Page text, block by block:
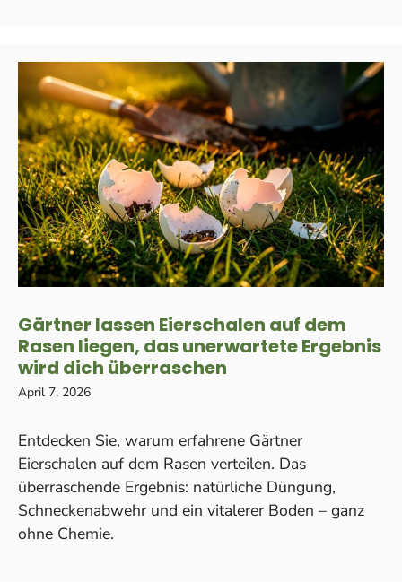
Gärtner lassen Eierschalen auf dem
Rasen liegen, das unerwartete Ergebnis
wird dich überraschen
April 7, 2026
Entdecken Sie, warum erfahrene Gärtner
Eierschalen auf dem Rasen verteilen. Das
überraschende Ergebnis: natürliche Düngung,
Schneckenabwehr und ein vitalerer Boden – ganz
ohne Chemie.